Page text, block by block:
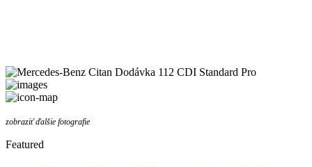
zobraziť ďalšie fotografie
Featured